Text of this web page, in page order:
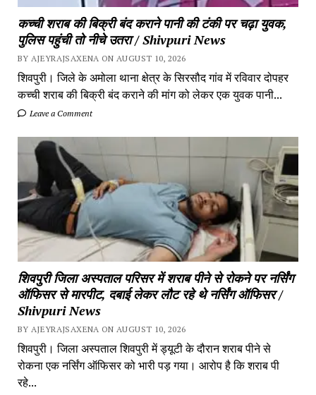
कच्ची शराब की बिक्री बंद कराने पानी की टंकी पर चढ़ा युवक,
पुलिस पहुंची तो नीचे उतरा / Shivpuri News
BY AJEYRAJSAXENA ON AUGUST 10, 2026
शिवपुरी। जिले के अमोला थाना क्षेत्र के सिरसौद गांव में रविवार दोपहर
कच्ची शराब की बिक्री बंद कराने की मांग को लेकर एक युवक पानी...
Leave a Comment
शिवपुरी जिला अस्पताल परिसर में शराब पीने से रोकने पर नर्सिंग
ऑफिसर से मारपीट, दबाई लेकर लौट रहे थे नर्सिंग ऑफिसर /
Shivpuri News
BY AJEYRAJSAXENA ON AUGUST 10, 2026
शिवपुरी। जिला अस्पताल शिवपुरी में ड्यूटी के दौरान शराब पीने से
रोकना एक नर्सिंग ऑफिसर को भारी पड़ गया। आरोप है कि शराब पी
रहे...